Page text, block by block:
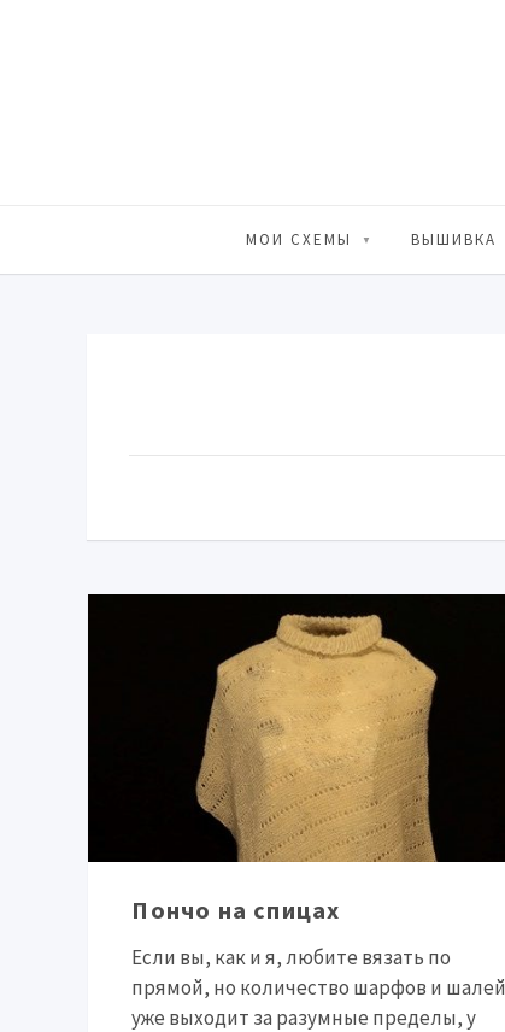
МОИ СХЕМЫ ВЫШИВКА
Пончо на спицах
Если вы, как и я, любите вязать по
прямой, но количество шарфов и шалей
уже выходит за разумные пределы, у